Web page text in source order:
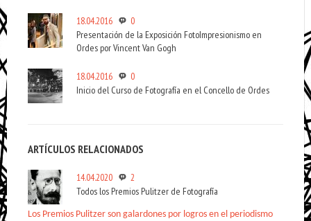
18.04.2016
0
Presentación de la Exposición FotoImpresionismo en
Ordes por Vincent Van Gogh
18.04.2016
0
Inicio del Curso de Fotografía en el Concello de Ordes
ARTÍCULOS RELACIONADOS
14.04.2020
2
Todos los Premios Pulitzer de Fotografía
Los Premios Pulitzer son galardones por logros en el periodismo